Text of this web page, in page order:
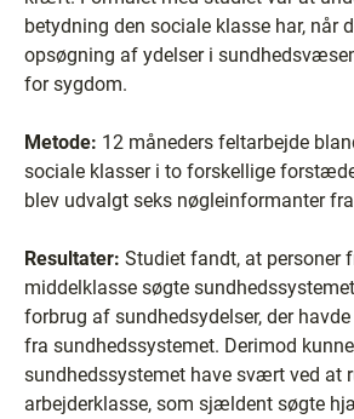
betydning den sociale klasse har, når
opsøgning af ydelser i
for sygdom.
Metode: 12 måneders feltarbejde
sociale klasser i to forskellige
blev udvalgt seks nøgleinformanter
Resultater: Studiet fandt, at personer
middelklasse søgte
forbrug af sundhedsydelser, der
fra sundhedssystemet. Derimod kunne
sundhedssystemet have svært ved at
arbejderklasse, som sjældent søgte